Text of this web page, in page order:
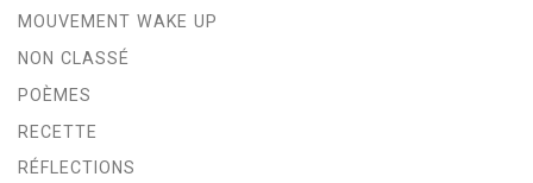
MOUVEMENT WAKE UP
NON CLASSÉ
POÈMES
RECETTE
RÉFLECTIONS